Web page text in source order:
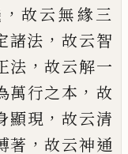
， 故云無 緣三
諸法 ， 故云智
法 ， 故云解一
萬行之本 ， 故
顯現 ， 故云清
著 ， 故云神通